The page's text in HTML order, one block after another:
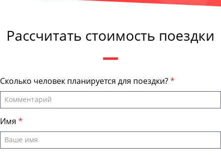
Рассчитать стоимость поездки
Сколько человек планируется для поездки?
Имя